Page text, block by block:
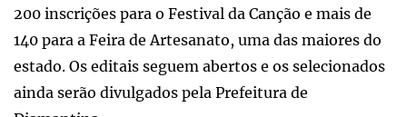
200 inscrições para o Festival da Canção e mais de
140 para a Feira de Artesanato, uma das maiores do
estado. Os editais seguem abertos e os selecionados
ainda serão divulgados pela Prefeitura de